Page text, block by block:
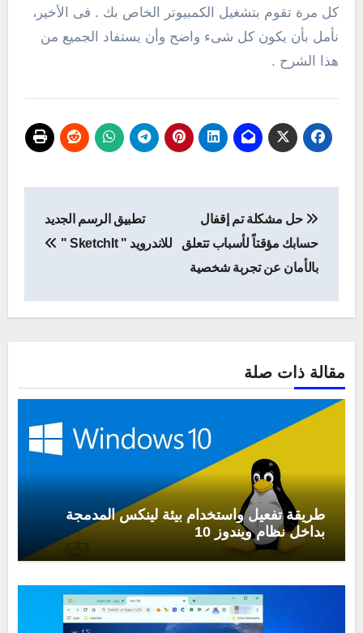
كل مرة تقوم بتشغيل الكمبيوتر الخاص بك . فى الأخير،
نأمل بأن يكون كل شىء واضح وأن يستفاد الجميع من
هذا الشرح .
المقالات
حل مشكلة تم إقفال
حسابك مؤقتاً لأسباب تتعلق
بالأمان عن تجربة شخصية
تطبيق الرسم الجديد
للاندرويد " SketchIt "
مقالة ذات صلة
طريقة تفعيل واستخدام بيئة لينكس المدمجة
بداخل نظام ويندوز 10